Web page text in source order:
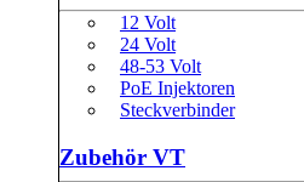
12 Volt
24 Volt
48-53 Volt
PoE Injektoren
Steckverbinder
Zubehör VT